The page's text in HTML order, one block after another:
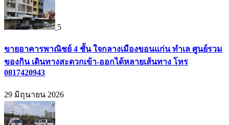
5
ขายอาคารพาณิชย์ 4 ชั้น ใจกลางเมืองขอนแก่น ทำเล ศูนย์รวม
ของกิน เดินทางสะดวกเข้า-ออกได้หลายเส้นทาง โทร
0817420943
29 มิถุนายน 2026